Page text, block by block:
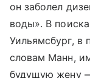
он заболел
воды». В
Уильямсбург,
словам Манн,
будущую жену